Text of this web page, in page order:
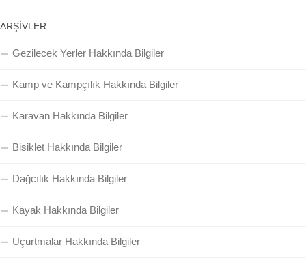
ARŞIVLER
Gezilecek Yerler Hakkında Bilgiler
Kamp ve Kampçılık Hakkında Bilgiler
Karavan Hakkında Bilgiler
Bisiklet Hakkında Bilgiler
Dağcılık Hakkında Bilgiler
Kayak Hakkında Bilgiler
Uçurtmalar Hakkında Bilgiler